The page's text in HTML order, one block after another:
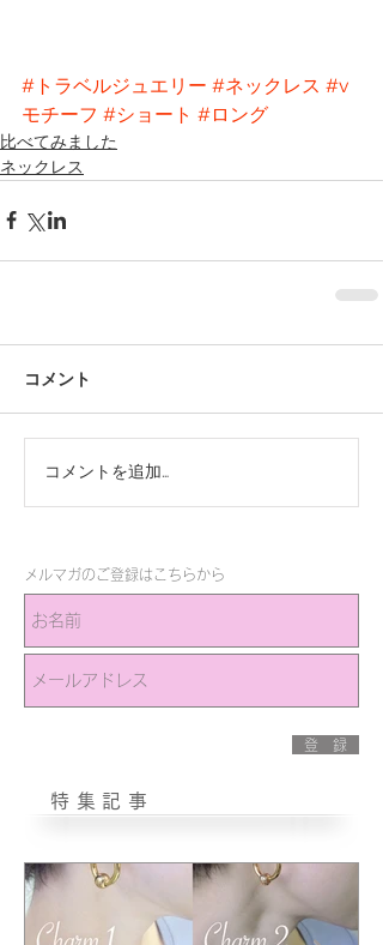
#トラベルジュエリー #ネックレス #v
モチーフ #ショート #ロング
比べてみました
ネックレス
コメント
コメントを追加…
メルマガのご登録はこちらから
登 録
特集記事